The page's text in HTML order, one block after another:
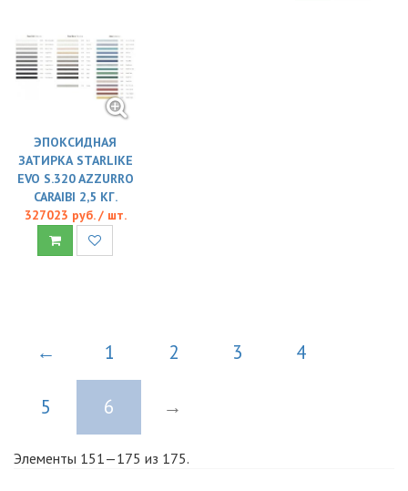
ЭПОКСИДНАЯ
ЗАТИРКА STARLIKE
EVO S.320 AZZURRO
CARAIBI 2,5 КГ.
327023 руб. / шт.
← 1 2 3 4
5 6 →
Элементы 151—175 из 175.